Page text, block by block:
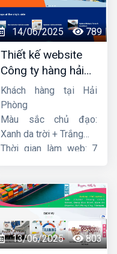
14/06/2025 789
Thiết kế website
Công ty hàng hải
liên minh
Khách hàng tại Hải
Phòng
Màu sắc chủ đạo:
Xanh da trời + Trắng
Thời gian làm web: 7
13/06/2025 803